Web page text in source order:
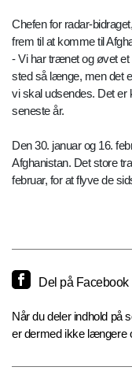
Chefen for radar-
frem til at komme til
- Vi har trænet og øvet et
sted så længe, men det
vi skal udsendes. Det
seneste år.
Den 30. januar og 16.
Afghanistan. Det store
februar, for at flyve de
Del på Facebook
Når du deler indhold på
er dermed ikke længere